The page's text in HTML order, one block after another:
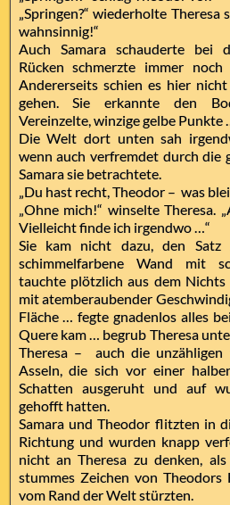
„Springen?“ wiederholte Theresa
wahnsinnig!“
Auch Samara schauderte bei
Rücken schmerzte immer
Andererseits schien es hier
gehen. Sie erkannte den
Vereinzelte, winzige gelbe
Die Welt dort unten sah
wenn auch verfremdet durch die
Samara sie betrachtete.
„Du hast recht, Theodor – was
„Ohne mich!“ winselte Theresa.
Vielleicht finde ich irgendwo …“
Sie kam nicht dazu, den Satz
schimmelfarbene Wand mit
tauchte plötzlich aus dem
mit atemberaubender
Fläche … fegte gnadenlos alles
Quere kam … begrub Theresa
Theresa – auch die unzähligen
Asseln, die sich vor einer
Schatten ausgeruht und auf
gehofft hatten.
Samara und Theodor flitzten in
Richtung und wurden knapp
nicht an Theresa zu denken,
stummes Zeichen von Theodors
vom Rand der Welt stürzten.